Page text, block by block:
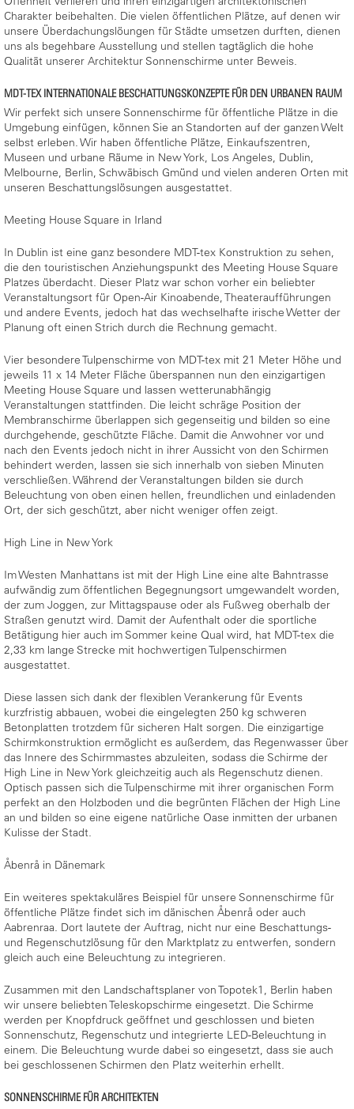
Charakter beibehalten. Die vielen öffentlichen Plätze, auf denen wir
unsere Überdachungslöungen für Städte umsetzen durften, dienen
uns als begehbare Ausstellung und stellen tagtäglich die hohe
Qualität unserer Architektur Sonnenschirme unter Beweis.
MDT-TEX INTERNATIONALE BESCHATTUNGSKONZEPTE FÜR DEN URBANEN RAUM
Wir perfekt sich unsere Sonnenschirme für öffentliche Plätze in die
Umgebung einfügen, können Sie an Standorten auf der ganzen Welt
selbst erleben. Wir haben öffentliche Plätze, Einkaufszentren,
Museen und urbane Räume in New York, Los Angeles, Dublin,
Melbourne, Berlin, Schwäbisch Gmünd und vielen anderen Orten mit
unseren Beschattungslösungen ausgestattet.
Meeting House Square in Irland
In Dublin ist eine ganz besondere MDT-tex Konstruktion zu sehen,
die den touristischen Anziehungspunkt des Meeting House Square
Platzes überdacht. Dieser Platz war schon vorher ein beliebter
Veranstaltungsort für Open-Air Kinoabende, Theateraufführungen
und andere Events, jedoch hat das wechselhafte irische Wetter der
Planung oft einen Strich durch die Rechnung gemacht.
Vier besondere Tulpenschirme von MDT-tex mit 21 Meter Höhe und
jeweils 11 x 14 Meter Fläche überspannen nun den einzigartigen
Meeting House Square und lassen wetterunabhängig
Veranstaltungen stattfinden. Die leicht schräge Position der
Membranschirme überlappen sich gegenseitig und bilden so eine
durchgehende, geschützte Fläche. Damit die Anwohner vor und
nach den Events jedoch nicht in ihrer Aussicht von den Schirmen
behindert werden, lassen sie sich innerhalb von sieben Minuten
verschließen. Während der Veranstaltungen bilden sie durch
Beleuchtung von oben einen hellen, freundlichen und einladenden
Ort, der sich geschützt, aber nicht weniger offen zeigt.
High Line in New York
Im Westen Manhattans ist mit der High Line eine alte Bahntrasse
aufwändig zum öffentlichen Begegnungsort umgewandelt worden,
der zum Joggen, zur Mittagspause oder als Fußweg oberhalb der
Straßen genutzt wird. Damit der Aufenthalt oder die sportliche
Betätigung hier auch im Sommer keine Qual wird, hat MDT-tex die
2,33 km lange Strecke mit hochwertigen Tulpenschirmen
ausgestattet.
Diese lassen sich dank der flexiblen Verankerung für Events
kurzfristig abbauen, wobei die eingelegten 250 kg schweren
Betonplatten trotzdem für sicheren Halt sorgen. Die einzigartige
Schirmkonstruktion ermöglicht es außerdem, das Regenwasser über
das Innere des Schirmmastes abzuleiten, sodass die Schirme der
High Line in New York gleichzeitig auch als Regenschutz dienen.
Optisch passen sich die Tulpenschirme mit ihrer organischen Form
perfekt an den Holzboden und die begrünten Flächen der High Line
an und bilden so eine eigene natürliche Oase inmitten der urbanen
Kulisse der Stadt.
Åbenrå in Dänemark
Ein weiteres spektakuläres Beispiel für unsere Sonnenschirme für
öffentliche Plätze findet sich im dänischen Åbenrå oder auch
Aabrenraa. Dort lautete der Auftrag, nicht nur eine Beschattungs-
und Regenschutzlösung für den Marktplatz zu entwerfen, sondern
gleich auch eine Beleuchtung zu integrieren.
Zusammen mit den Landschaftsplaner von Topotek1, Berlin haben
wir unsere beliebten Teleskopschirme eingesetzt. Die Schirme
werden per Knopfdruck geöffnet und geschlossen und bieten
Sonnenschutz, Regenschutz und integrierte LED-Beleuchtung in
einem. Die Beleuchtung wurde dabei so eingesetzt, dass sie auch
bei geschlossenen Schirmen den Platz weiterhin erhellt.
SONNENSCHIRME FÜR ARCHITEKTEN